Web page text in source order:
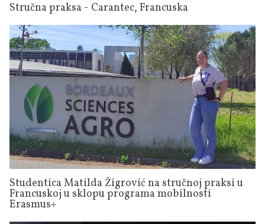
Stručna praksa - Carantec, Francuska
Studentica Matilda Žigrović na stručnoj praksi u
Francuskoj u sklopu programa mobilnosti
Erasmus+